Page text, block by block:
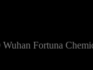
Wuhan Fortuna